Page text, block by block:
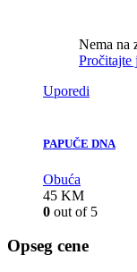
Nema na
Pročitajte
Uporedi
PAPUČE DNA
Obuća
45 KM
0 out of 5
Opseg cene